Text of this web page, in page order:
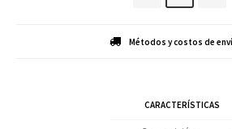
Métodos y costos de
CARACTERÍSTICAS